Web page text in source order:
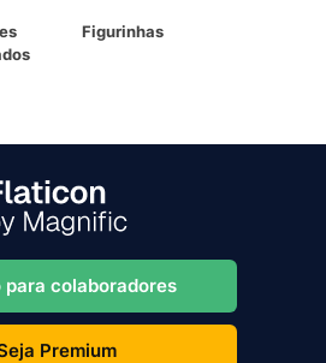
Figurinhas
para colaboradores
Premium